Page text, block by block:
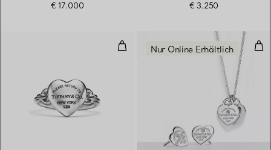
€ 17.000 € 3.250
Full Heart Ring in Sterlingsilber
Nur Online Erhältlich